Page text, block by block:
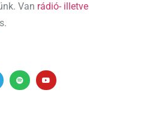
Van rádió- illetve